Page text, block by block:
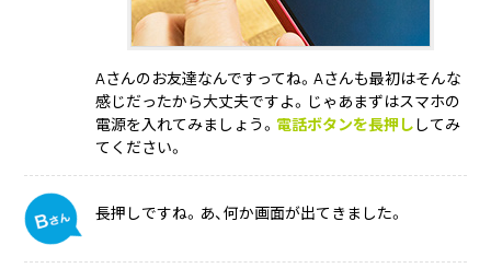
Aさんのお友達なんですってね。Aさんも最初はそんな
感じだったから大丈夫ですよ。じゃあまずはスマホの
電源を入れてみましょう。 電話ボタンを長押し してみ
てください。
長押しですね。あ、何か画面が出てきました。